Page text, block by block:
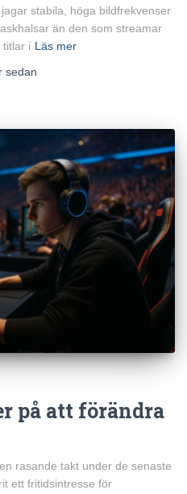
stabila, höga bildfrekvenser
än den som streamar
titlar i Läs mer
sedan
på att förändra
rasande takt under de senaste
ett fritidsintresse för